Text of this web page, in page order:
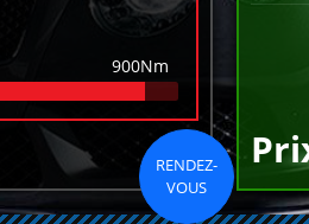
900Nm
RENDEZ-
VOUS